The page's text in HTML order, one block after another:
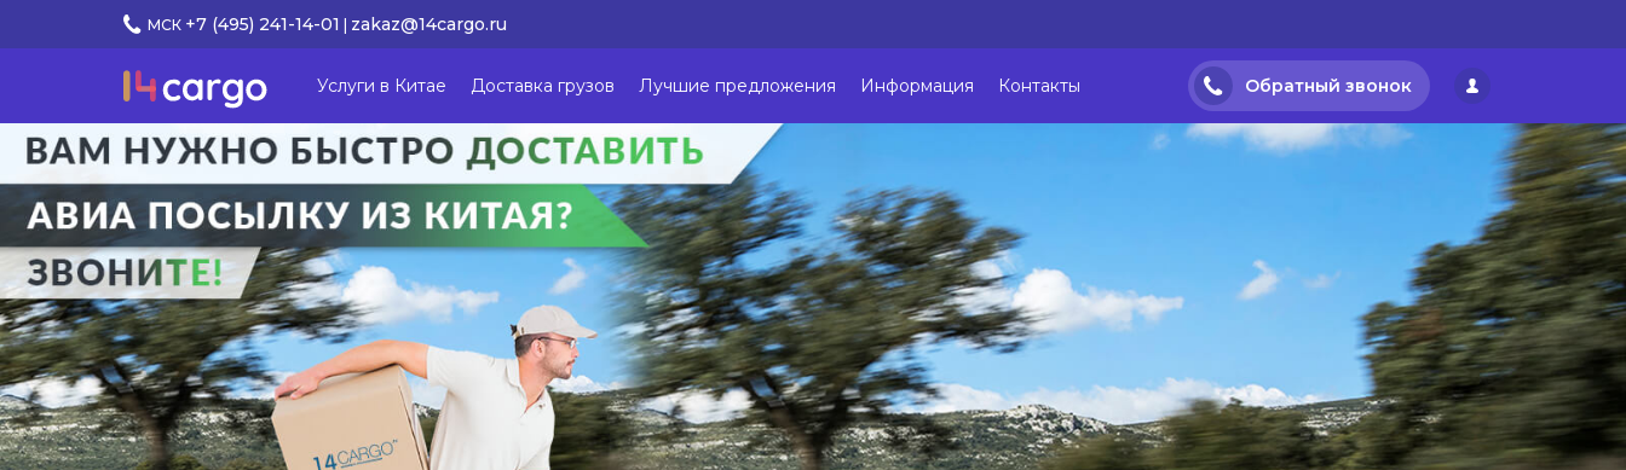
МСК +7 (495) 241-14-01 zakaz@14cargo.ru
Услуги в Китае Доставка грузов Лучшие предложения Информация Контакты Обратный звонок